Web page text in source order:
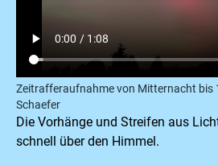
Zeitrafferaufnahme von Mitternacht bis
Schaefer
Die Vorhänge und Streifen aus
schnell über den Himmel.